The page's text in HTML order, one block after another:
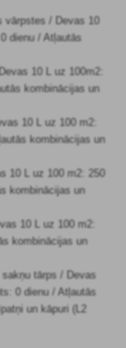
vārpstes / Devas 10
dienu / Atļautās
10 L uz 100m2:
kombinācijas un
10 L uz 100 m2:
kombinācijas un
10 L uz 100 m2: 250
kombinācijas un
10 L uz 100 m2:
kombinācijas un
tārps / Devas
0 dienu / Atļautās
un kāpuri (L2